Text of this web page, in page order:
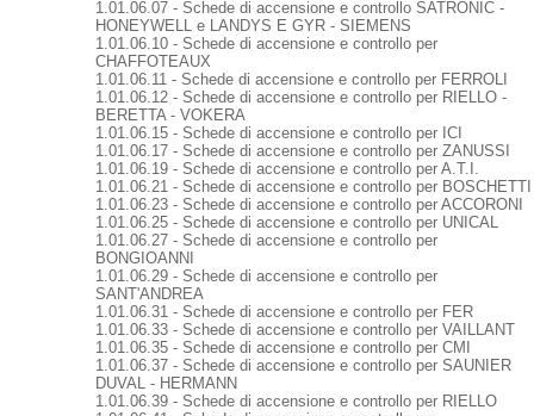
1.01.06.07 - Schede di accensione e controllo SATRONIC -
HONEYWELL e LANDYS E GYR - SIEMENS
1.01.06.10 - Schede di accensione e controllo per
CHAFFOTEAUX
1.01.06.11 - Schede di accensione e controllo per FERROLI
1.01.06.12 - Schede di accensione e controllo per RIELLO -
BERETTA - VOKERA
1.01.06.15 - Schede di accensione e controllo per ICI
1.01.06.17 - Schede di accensione e controllo per ZANUSSI
1.01.06.19 - Schede di accensione e controllo per A.T.I.
1.01.06.21 - Schede di accensione e controllo per BOSCHETTI
1.01.06.23 - Schede di accensione e controllo per ACCORONI
1.01.06.25 - Schede di accensione e controllo per UNICAL
1.01.06.27 - Schede di accensione e controllo per
BONGIOANNI
1.01.06.29 - Schede di accensione e controllo per
SANT'ANDREA
1.01.06.31 - Schede di accensione e controllo per FER
1.01.06.33 - Schede di accensione e controllo per VAILLANT
1.01.06.35 - Schede di accensione e controllo per CMI
1.01.06.37 - Schede di accensione e controllo per SAUNIER
DUVAL - HERMANN
1.01.06.39 - Schede di accensione e controllo per RIELLO